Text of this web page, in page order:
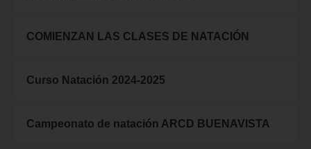
COMIENZAN LAS CLASES DE NATACIÓN
Curso Natación 2024-2025
Campeonato de natación ARCD BUENAVISTA